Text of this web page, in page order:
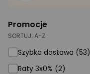
Telewizory i audio
Foto i kamery
AGD duże
Promocje
SORTUJ: A-Z
Szybka dostawa (53)
Raty 3x0% (2)